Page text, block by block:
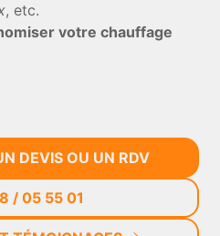
, etc.
votre chauffage
DEVIS OU UN RDV
/ 05 55 01